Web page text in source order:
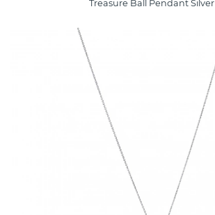
Treasure Ball Pendant Silver